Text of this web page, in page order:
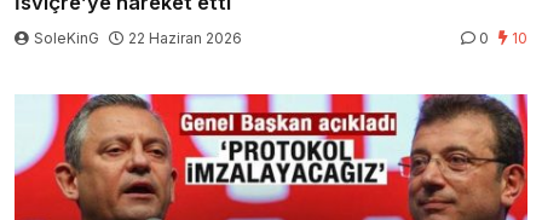
SoleKinG 22 Haziran 2026 0 10